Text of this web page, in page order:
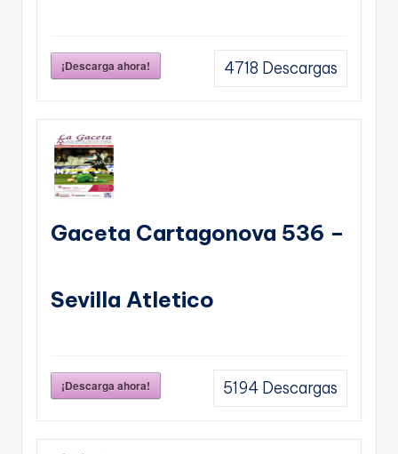
¡Descarga ahora! 4718 Descargas
Gaceta Cartagonova 536 –
Sevilla Atletico
¡Descarga ahora! 5194 Descargas